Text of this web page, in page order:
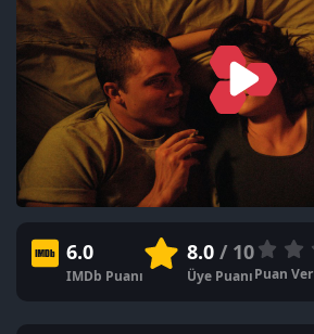
6.0
IMDb Puanı
8.0/ 10
Üye PuanıPuan Ver